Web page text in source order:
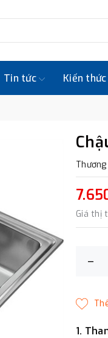
Tin tức Kiến thức
Giá thị
–
1.